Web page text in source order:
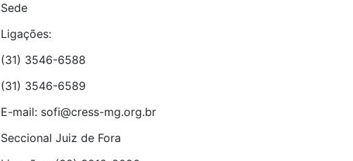
Sede
Ligações:
(31) 3546-6588
(31) 3546-6589
E-mail: sofi@cress-mg.org.br
Seccional Juiz de Fora